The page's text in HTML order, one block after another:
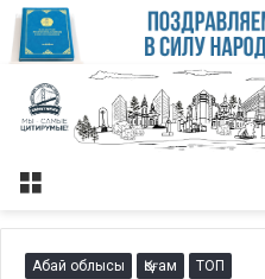
Меню
Абай облысы Қоғам ТОП